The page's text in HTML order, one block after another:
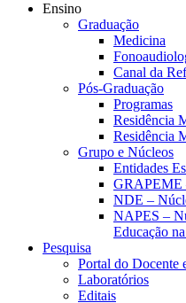
Ensino
Graduação
Medicina
Canal da
Pós-Graduação
Programas
Residência
Residência
Grupo e Núcleos
Entidades
GRAPEME
NDE –
NAPES –
Educação
Pesquisa
Portal do Docente
Laboratórios
Editais